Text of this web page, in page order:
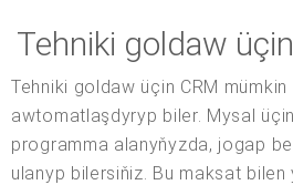
Tehniki goldaw
Tehniki goldaw üçin CRM
awtomatlaşdyryp biler. Mysal
programma alanyňyzda, jogap
ulanyp bilersiňiz. Bu maksat